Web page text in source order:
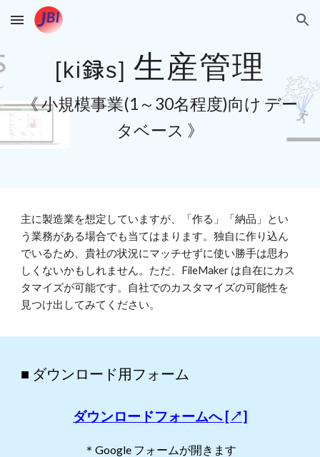
Skip to main content Skip to navigation
[ki録s] 生産管理
《 小規模事業(1～30名程度)向け デー
タベース 》
主に製造業を想定していますが、「作る」「納品」とい
う業務がある場合でも当てはまります。独自に作り込ん
でいるため、貴社の状況にマッチせずに使い勝手は思わ
しくないかもしれません。ただ、FileMaker は自在にカス
タマイズが可能です。自社でのカスタマイズの可能性を
見つけ出してみてください。
■ ダウンロード用フォーム
ダウンロードフォームへ [↗]
＊Google フォームが開きます